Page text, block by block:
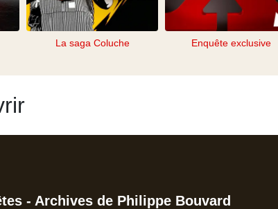
La saga Coluche Enquête exclusive
- Archives de Philippe Bouvard